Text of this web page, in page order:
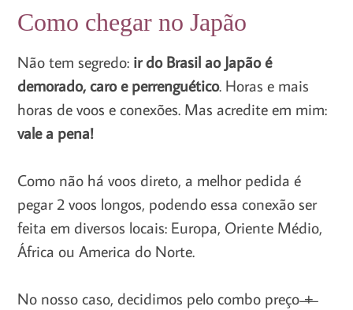
Como chegar no Japão
Não tem segredo: ir do Brasil ao Japão é
demorado, caro e perrenguético. Horas e mais
horas de voos e conexões. Mas acredite em mim:
vale a pena!
Como não há voos direto, a melhor pedida é
pegar 2 voos longos, podendo essa conexão ser
feita em diversos locais: Europa, Oriente Médio,
África ou America do Norte.
No nosso caso, decidimos pelo combo preço ̶+̶